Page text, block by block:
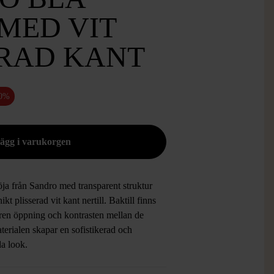
VIT
KANT
från Sandro med transparent struktur
plisserad vit kant nertill. Baktill finns
öppning och kontrasten mellan de
skapar en sofistikerad och
look.